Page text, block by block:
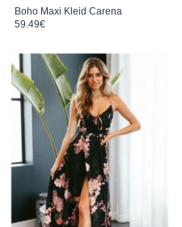
Boho Maxi Kleid Carena
59.49€